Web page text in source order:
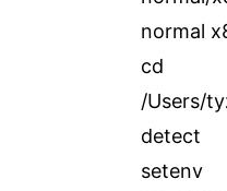
normal
cd
/Users/
detect
setenv